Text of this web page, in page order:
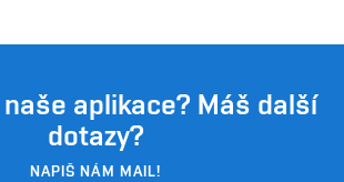
aplikace? Máš další
dotazy?
NAPIŠ NÁM MAIL!